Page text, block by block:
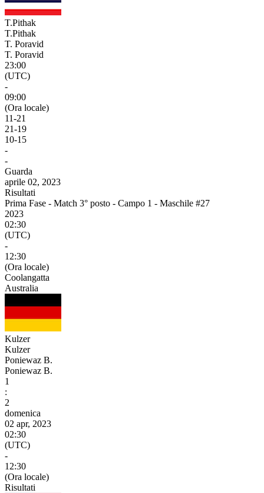
T.Pithak
T.Pithak
T. Poravid
T. Poravid
23:00
(UTC)
-
09:00
(Ora locale)
11-21
21-19
10-15
-
-
Guarda
aprile 02, 2023
Risultati
Prima Fase - Match 3° posto - Campo 1 - Maschile #27
2023
02:30
(UTC)
-
12:30
(Ora locale)
Coolangatta
Australia
Kulzer
Kulzer
Poniewaz B.
Poniewaz B.
1
:
2
domenica
02 apr, 2023
02:30
(UTC)
-
12:30
(Ora locale)
Risultati